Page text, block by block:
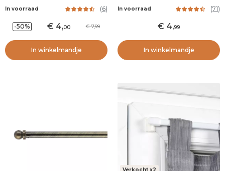
In voorraad (6)
-50% 4,00 7,99
In winkelmandje
In voorraad (71)
4,99
In winkelmandje